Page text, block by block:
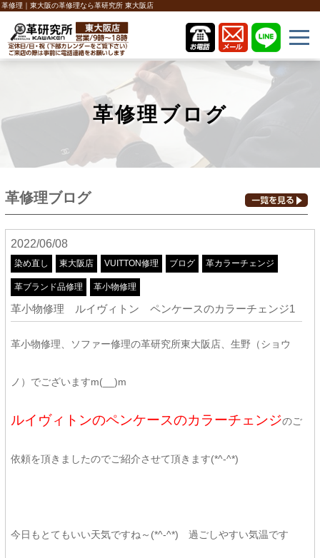
革修理｜東大阪の革修理なら革研究所 東大阪店
革修理ブログ
革修理ブログ
2022/06/08
染め直し 東大阪店 VUITTON修理 ブログ 革カラーチェンジ
革ブランド品修理 革小物修理
革小物修理 ルイヴィトン ペンケースのカラーチェンジ1
革小物修理、ソファー修理の革研究所東大阪店、生野（ショウ
ノ）でございますm(__)m
ルイヴィトンのペンケースのカラーチェンジのご
依頼を頂きましたのでご紹介させて頂きます(*^-^*)
今日もとてもいい天気ですね～(*^-^*) 過ごしやすい気温です